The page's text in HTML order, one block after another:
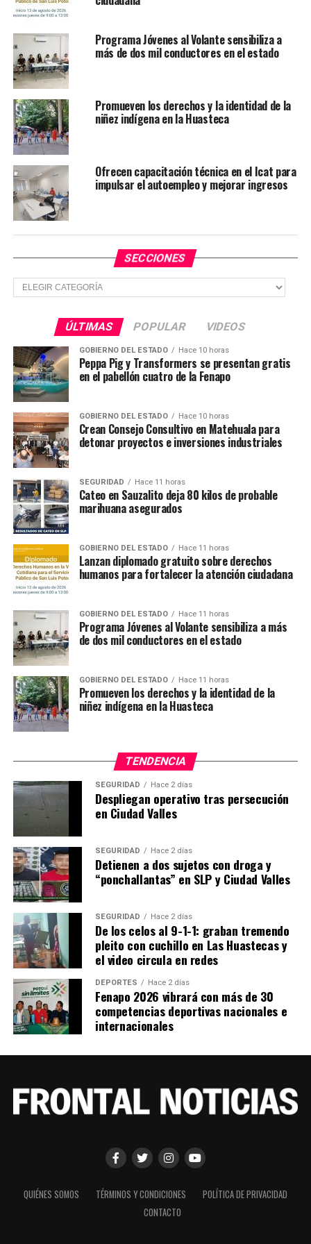
TEMAS RELACIONADOS
YA VIENE
Ricardo Gallardo y alcaldes fortalecen paz en la
Huasteca
Gobierno estatal impulsa más oportunidades para la
reinserción social de mujeres
Programa Jóvenes al Volante sensibiliza a
más de dos mil conductores en el estado
Promueven los derechos y la identidad de la
niñez indígena en la Huasteca
Ofrecen capacitación técnica en el Icat para
impulsar el autoempleo y mejorar ingresos
SECCIONES
Secciones
ÚLTIMAS POPULAR VIDEOS
GOBIERNO DEL ESTADO Hace 10 horas
Peppa Pig y Transformers se presentan gratis
en el pabellón cuatro de la Fenapo
GOBIERNO DEL ESTADO Hace 10 horas
Crean Consejo Consultivo en Matehuala para
detonar proyectos e inversiones industriales
SEGURIDAD Hace 11 horas
Cateo en Sauzalito deja 80 kilos de probable
marihuana asegurados
GOBIERNO DEL ESTADO Hace 11 horas
Lanzan diplomado gratuito sobre derechos
humanos para fortalecer la atención ciudadana
GOBIERNO DEL ESTADO Hace 11 horas
Programa Jóvenes al Volante sensibiliza a más
de dos mil conductores en el estado
GOBIERNO DEL ESTADO Hace 11 horas
Promueven los derechos y la identidad de la
niñez indígena en la Huasteca
TENDENCIA
SEGURIDAD Hace 2 días
Despliegan operativo tras persecución
en Ciudad Valles
SEGURIDAD Hace 2 días
Detienen a dos sujetos con droga y
“ponchallantas” en SLP y Ciudad Valles
SEGURIDAD Hace 2 días
De los celos al 9-1-1: graban tremendo
pleito con cuchillo en Las Huastecas y
el video circula en redes
DEPORTES Hace 2 días
Fenapo 2026 vibrará con más de 30
competencias deportivas nacionales e
internacionales
QUIÉNES SOMOS TÉRMINOS Y CONDICIONES
POLÍTICA DE PRIVACIDAD
CONTACTO